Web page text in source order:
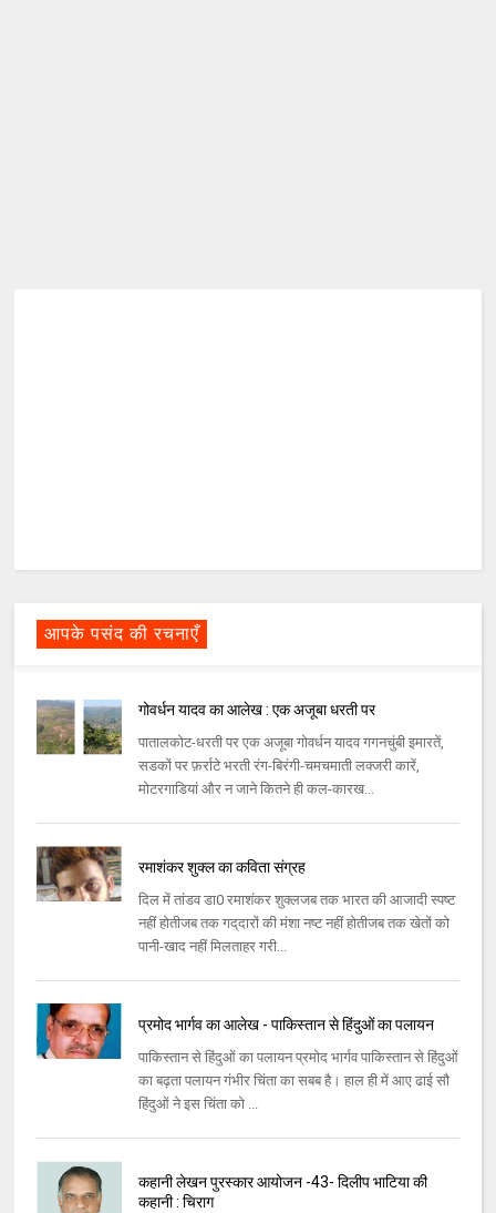
आपके पसंद की रचनाएँ
गोवर्धन यादव का आलेख : एक अजूबा धरती पर
पातालकोट-धरती पर एक अजूबा गोवर्धन यादव गगनचुंबी इमारतें,
सडकों पर फ़र्राटे भरती रंग-बिरंगी-चमचमाती लक्जरी कारें,
मोटरगाडियां और न जाने कितने ही कल-कारख...
रमाशंकर शुक्ल का कविता संग्रह
दिल में तांडव डा0 रमाशंकर शुक्‍लजब तक भारत की आजादी स्‍पष्‍ट
नहीं होतीजब तक गद्‌दारों की मंशा नष्‍ट नहीं होतीजब तक खेतों को
पानी-खाद नहीं मिलताहर गरी...
प्रमोद भार्गव का आलेख - पाकिस्तान से हिंदुओं का पलायन
पाकिस्‍तान से हिंदुओं का पलायन प्रमोद भार्गव पाकिस्‍तान से हिंदुओं
का बढ़ता पलायन गंभीर चिंता का सबब है। हाल ही में आए ढाई सौ
हिंदुओं ने इस चिंता को ...
कहानी लेखन पुरस्कार आयोजन -43- दिलीप भाटिया की
कहानी : चिराग